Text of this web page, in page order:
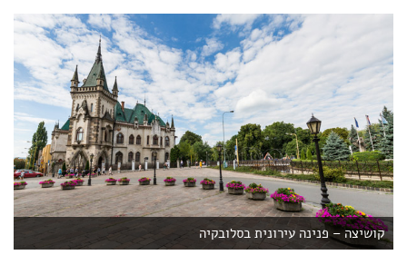
קושיצה – פנינה עירונית בסלובקיה